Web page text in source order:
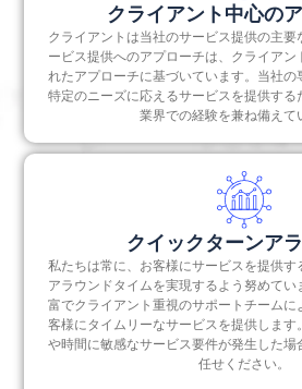
クライアント中心の
クライアントは当社のサービス提供の主
ービス提供へのアプローチは、クライアン
れたアプローチに基づいています。当社
特定のニーズに応えるサービスを提供する
業界での経験を兼ね備えて
クイックターンア
私たちは常に、お客様にサービスを提供す
アラウンドタイムを実現するよう努めてい
富でクライアント重視のサポートチームに
客様にタイムリーなサービスを提供しま
や時間に敏感なサービス要件が発生した場
任せください。